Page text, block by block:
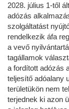
2028. július 1-től
adózás
szolgáltatást
rendelkezik áfa
a vevő
tagállamok
a fordított adózás
teljesítő adóalany
területükön nem
terjednek ki azon